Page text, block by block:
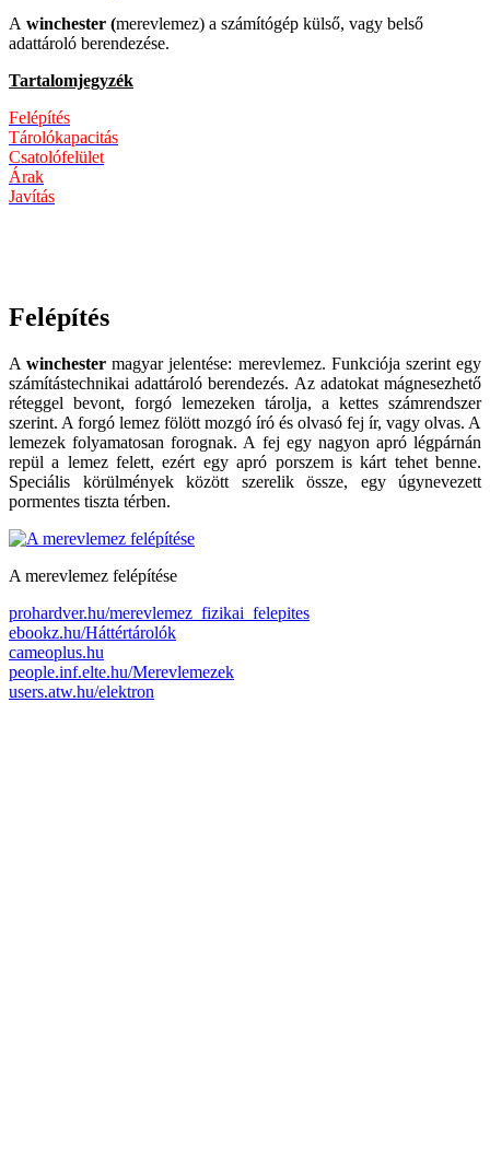
A winchester (merevlemez) a számítógép külső, vagy belső
adattároló berendezése.
Tartalomjegyzék
Felépítés
Tárolókapacitás
Csatolófelület
Árak
Javítás
Felépítés
Awinchester magyar jelentése: merevlemez. Funkciója szerint egy
számítástechnikai adattároló berendezés. Az adatokat mágnesezhető
réteggel bevont, forgó lemezeken tárolja, a kettes számrendszer
szerint. A forgó lemez fölött mozgó író és olvasó fej ír, vagy olvas. A
lemezek folyamatosan forognak. A fej egy nagyon apró légpárnán
repül a lemez felett, ezért egy apró porszem is kárt tehet benne.
Speciális körülmények között szerelik össze, egy úgynevezett
pormentes tiszta térben.
A merevlemez felépítése
prohardver.hu/merevlemez_fizikai_felepites
ebookz.hu/Háttértárolók
cameoplus.hu
people.inf.elte.hu/Merevlemezek
users.atw.hu/elektron